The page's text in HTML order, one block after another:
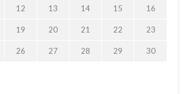
12 13 14 15 16
19 20 21 22 23
26 27 28 29 30